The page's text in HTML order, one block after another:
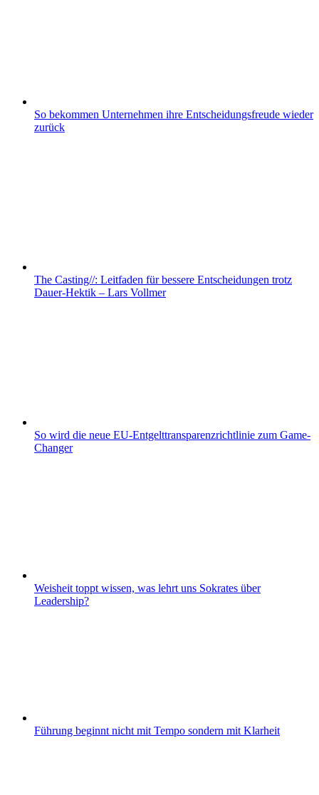
So bekommen Unternehmen ihre Entscheidungsfreude wieder
zurück
The Casting//: Leitfaden für bessere Entscheidungen trotz
Dauer-Hektik – Lars Vollmer
So wird die neue EU-Entgelttransparenzrichtlinie zum Game-
Changer
Weisheit toppt wissen, was lehrt uns Sokrates über
Leadership?
Führung beginnt nicht mit Tempo sondern mit Klarheit